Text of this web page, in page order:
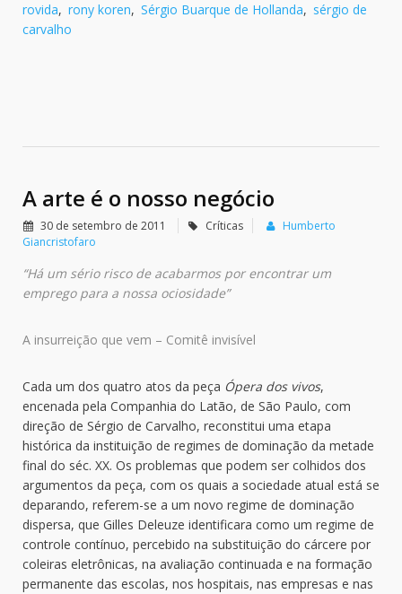
rovida, rony koren, Sérgio Buarque de Hollanda, sérgio de
carvalho
A arte é o nosso negócio
30 de setembro de 2011 Críticas
Humberto
Giancristofaro
“Há um sério risco de acabarmos por encontrar um
emprego para a nossa ociosidade”
A insurreição que vem – Comitê invisível
Cada um dos quatro atos da peça Ópera dos vivos,
encenada pela Companhia do Latão, de São Paulo, com
direção de Sérgio de Carvalho, reconstitui uma etapa
histórica da instituição de regimes de dominação da metade
final do séc. XX. Os problemas que podem ser colhidos dos
argumentos da peça, com os quais a sociedade atual está se
deparando, referem-se a um novo regime de dominação
dispersa, que Gilles Deleuze identificara como um regime de
controle contínuo, percebido na substituição do cárcere por
coleiras eletrônicas, na avaliação continuada e na formação
permanente das escolas, nos hospitais, nas empresas e nas